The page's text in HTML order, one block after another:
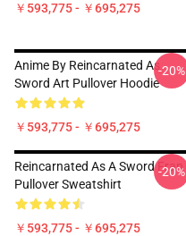
￥593,775 - ￥695,275
Anime By Reincarnated As
Sword Art Pullover Hoodie
￥593,775 - ￥695,275
-20%
Reincarnated As A Sword Fran
Pullover Sweatshirt
￥593,775 - ￥695,275
-20%